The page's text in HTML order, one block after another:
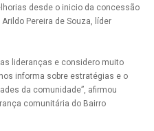
desde o inicio da concessão
Pereira de Souza, líder
lideranças e considero muito
informa sobre estratégias e o
da comunidade”, afirmou
comunitária do Bairro